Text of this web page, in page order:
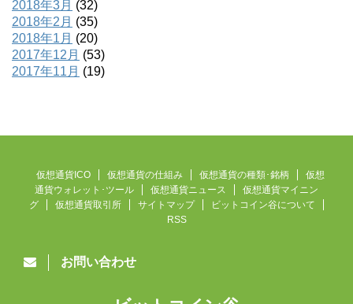
2018年3月 (32)
2018年2月 (35)
2018年1月 (20)
2017年12月 (53)
2017年11月 (19)
仮想通貨ICO 仮想通貨の仕組み 仮想通貨の種類･銘柄
仮想
通貨ウォレット･ツール
仮想通貨ニュース
仮想通貨マイニン
グ
仮想通貨取引所 サイトマップ
ビットコイン谷について
RSS
お問い合わせ